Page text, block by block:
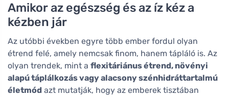
Amikor az egészség és az íz kéz a
kézben jár
Az utóbbi években egyre több ember fordul olyan
étrend felé, amely nemcsak finom, hanem tápláló is. Az
olyan trendek, mint a flexitáriánus étrend, növényi
alapú táplálkozás vagy alacsony szénhidráttartalmú
életmód azt mutatják, hogy az emberek tisztában